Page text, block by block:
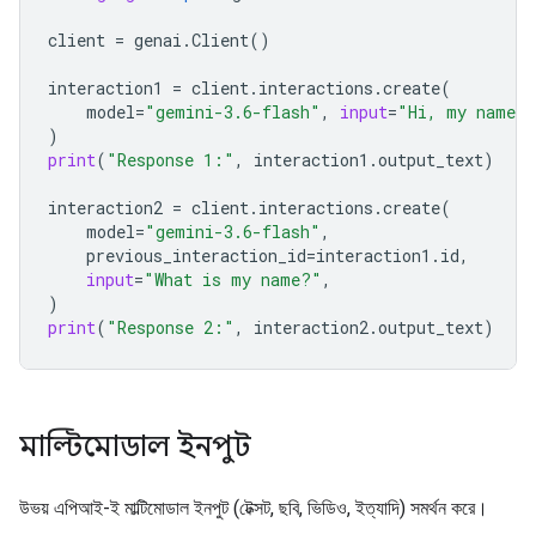
client = genai .Client()
interaction1 = client. interactions .create(
model="gemini-3.6-flash" , input="Hi, my
)
print( "Response 1:" , interaction1 .output_text)
interaction2 = client. interactions .create(
model="gemini-3.6-flash" ,
previous_interaction_id=interaction1 . id,
input="What is my name?" ,
)
print( "Response 2:" , interaction2.output_text)
মাল্টিমোডাল ইনপুট
উভয় এপিআই-ই মাল্টিমোডাল ইনপুট (টেক্সট, ছবি, ভিডিও, ইত্যাদি) সমর্থন করে।